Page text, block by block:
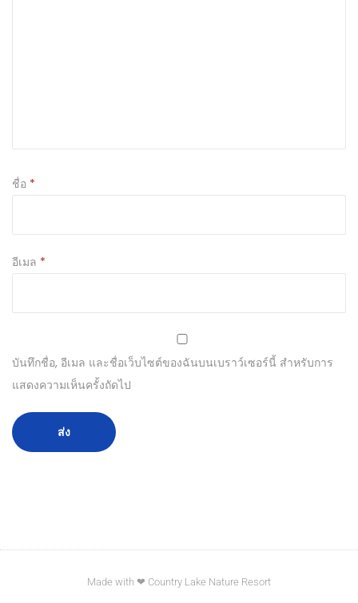
ชื่อ *
อีเมล *
บันทึกชื่อ, อีเมล และชื่อเว็บไซต์ของฉันบนเบราว์เซอร์นี้ สำหรับการ
แสดงความเห็นครั้งถัดไป
Made with ❤ Country Lake Nature Resort